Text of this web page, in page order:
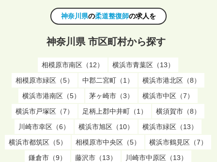
神奈川県の柔道整復師の求人を
神奈川県 市区町村から探す
相模原市南区（12）
横浜市青葉区（13）
相模原市緑区（5）
中郡二宮町（1）
横浜市港北区（8）
横浜市港南区（5）
茅ヶ崎市（3）
横浜市中区（7）
横浜市戸塚区（7）
足柄上郡中井町（1）
横須賀市（8）
川崎市幸区（6）
横浜市旭区（10）
横浜市緑区（13）
横浜市都筑区（5）
相模原市中央区（5）
横浜市鶴見区（7）
鎌倉市（9）
藤沢市（13）
川崎市中原区（13）